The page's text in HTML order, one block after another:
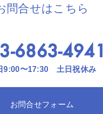
問合せはこちら
6863-4941
9:00〜17:30 土日祝休み
お問合せフォーム